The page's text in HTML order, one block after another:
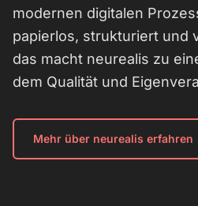
modernen digitalen
papierlos, strukturiert und
das macht neurealis zu
dem Qualität und
Mehr über neurealis erfahren